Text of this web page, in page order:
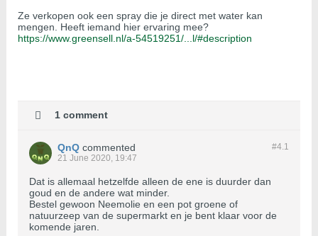
Ze verkopen ook een spray die je direct met water kan
mengen. Heeft iemand hier ervaring mee?
https://www.greensell.nl/a-54519251/...l/#description
1 comment
#4.1
QnQ commented
21 June 2020, 19:47
Dat is allemaal hetzelfde alleen de ene is duurder dan
goud en de andere wat minder.
Bestel gewoon Neemolie en een pot groene of
natuurzeep van de supermarkt en je bent klaar voor de
komende jaren.